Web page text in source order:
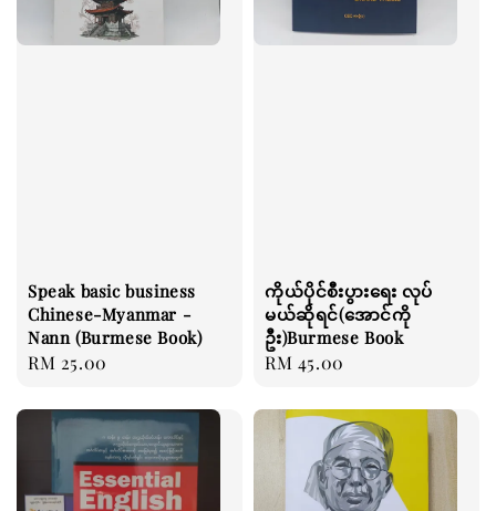
Speak basic business
Chinese-Myanmar -
Nann (Burmese Book)
Regular
RM 25.00
ကိုယ်ပိုင်စီးပွားရေး လုပ်
မယ်ဆိုရင်(အောင်ကို
ဦး)Burmese Book
Regular
RM 45.00